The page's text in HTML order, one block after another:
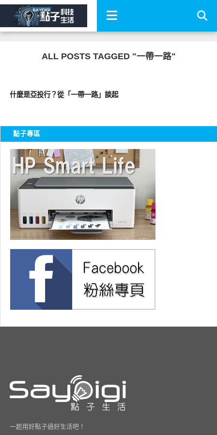
ALL POSTS TAGGED "一帶一路"
什麼是亞投行？從「一帶一路」談起
點子專區
一起用好點子過好生活吧！